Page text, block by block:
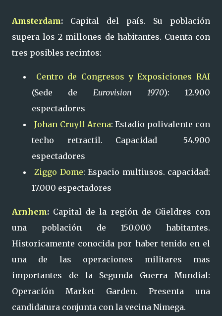
Amsterdam: Capital del país. Su población
supera los 2 millones de habitantes. Cuenta con
tres posibles recintos:
Centro de Congresos y Exposiciones RAI
(Sede de Eurovision 1970): 12.900
espectadores
Johan Cruyff Arena: Estadio polivalente con
techo retractil. Capacidad 54.900
espectadores
Ziggo Dome: Espacio multiusos. capacidad:
17.000 espectadores
Arnhem: Capital de la región de Güeldres con
una población de 150.000 habitantes.
Historicamente conocida por haber tenido en el
una de las operaciones militares mas
importantes de la Segunda Guerra Mundial:
Operación Market Garden. Presenta una
candidatura conjunta con la vecina Nimega.